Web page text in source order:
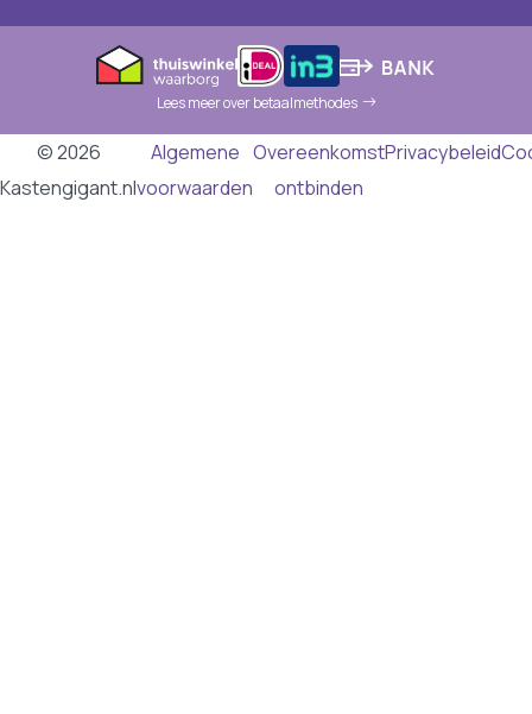
Lees meer over betaalmethodes
© 2026
Kastengigant.nl
Algemene
voorwaarden
Overeenkomst
ontbinden
Privacybeleid